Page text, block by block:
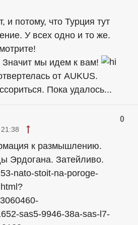
и потому, что Турция тут
У всех одно и то же.
Значит мы идем к вам!
от AUKUS.
Пока удалось...
0
к размышлению.
Эрдогана. Затейливо.
nato-stoit-na-poroge-
sas5-9946-38a-sas-l7-